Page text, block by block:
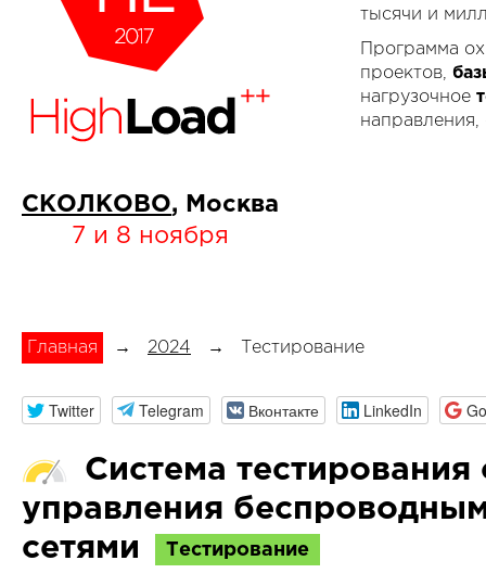
СКОЛКОВО, Москва
7 и 8 ноября
тысячи и
Программа
проектов,
нагрузочное
Главная → 2024 → Тестирование
Twitter Telegram Вконтакте LinkedIn
Система тестирования
управления
сетями
Тестирование